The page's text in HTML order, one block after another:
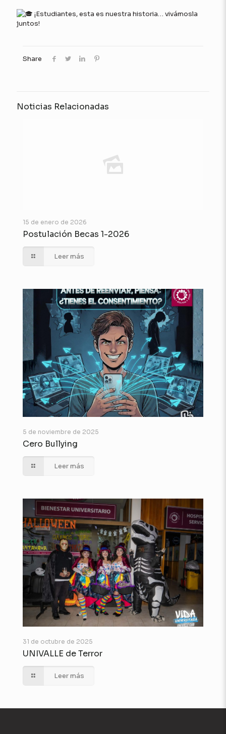
¡Estudiantes, esta es nuestra historia… vivámosla
juntos!
Share
Noticias Relacionadas
15 de enero de 2026
Postulación Becas 1-2026
Leer más
5 de noviembre de 2025
Cero Bullying
Leer más
31 de octubre de 2025
UNIVALLE de Terror
Leer más